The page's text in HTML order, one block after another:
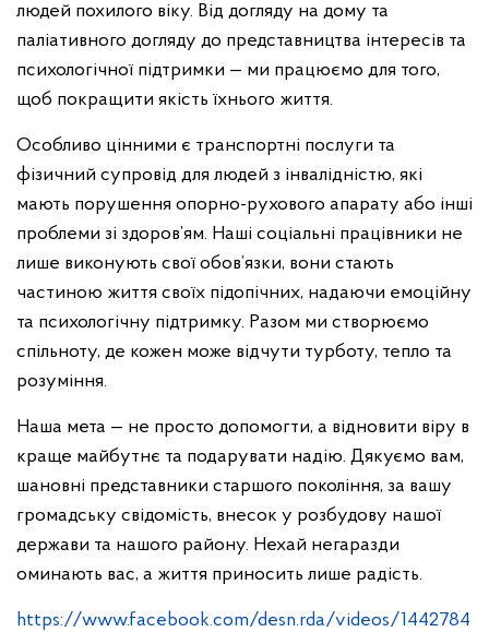
людей похилого віку. Від догляду на дому та
паліативного догляду до представництва інтересів та
психологічної підтримки — ми працюємо для того,
щоб покращити якість їхнього життя.
Особливо цінними є транспортні послуги та
фізичний супровід для людей з інвалідністю, які
мають порушення опорно-рухового апарату або інші
проблеми зі здоров’ям. Наші соціальні працівники не
лише виконують свої обов’язки, вони стають
частиною життя своїх підопічних, надаючи емоційну
та психологічну підтримку. Разом ми створюємо
спільноту, де кожен може відчути турботу, тепло та
розуміння.
Наша мета — не просто допомогти, а відновити віру в
краще майбутнє та подарувати надію. Дякуємо вам,
шановні представники старшого покоління, за вашу
громадську свідомість, внесок у розбудову нашої
держави та нашого району. Нехай негаразди
оминають вас, а життя приносить лише радість.
https://www.facebook.com/desn.rda/videos/1442784